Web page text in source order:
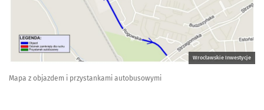
Wrocławskie Inwestycje
Mapa z objazdem i przystankami autobusowymi